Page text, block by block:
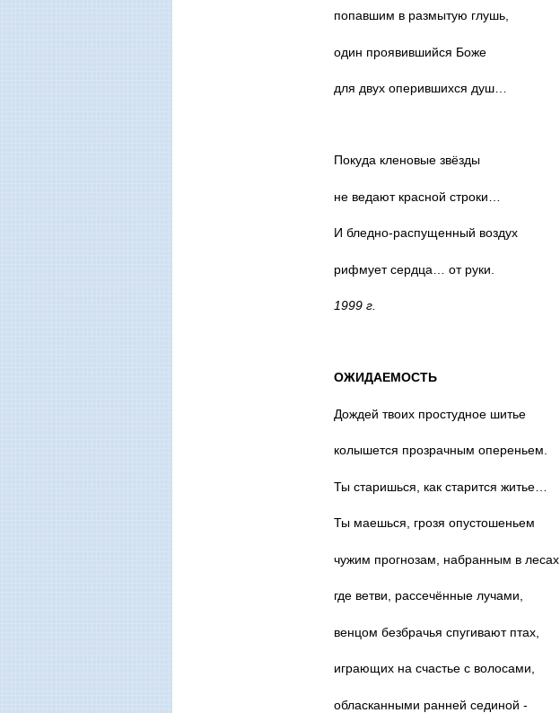
попавшим в размытую глушь,
один проявившийся Боже
для двух оперившихся душ…
Покуда кленовые звёзды
не ведают красной строки…
И бледно-распущенный воздух
рифмует сердца… от руки.
1999 г.
ОЖИДАЕМОСТЬ
Дождей твоих простудное шитье
колышется прозрачным опереньем.
Ты старишься, как старится житье…
Ты маешься, грозя опустошеньем
чужим прогнозам, набранным в лесах,
где ветви, рассечённые лучами,
венцом безбрачья спугивают птах,
играющих на счастье с волосами,
обласканными ранней сединой -